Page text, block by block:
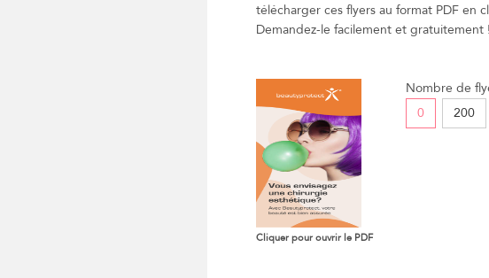
télécharger ces flyers au format PDF en
Demandez-le facilement et gratuitement !
Cliquer pour ouvrir le PDF
Nombre de
0
200